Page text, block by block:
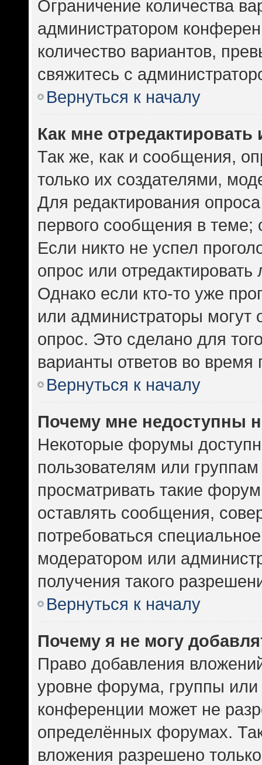
Ограничение количества
администратором
количество вариантов,
свяжитесь с
Вернуться к началу
Как мне
Так же, как и сообщения,
только их создателями,
Для редактирования
первого сообщения в теме;
Если никто не успел
опрос или
Однако если кто-то уже
или администраторы могут
опрос. Это сделано для
варианты ответов во время
Вернуться к началу
Почему мне недоступны
Некоторые форумы
пользователям или
просматривать такие
оставлять сообщения,
потребоваться
модератором или
получения такого
Вернуться к началу
Почему я не могу
Право добавления
уровне форума, группы или
конференции может не
определённых форумах.
вложения разрешено